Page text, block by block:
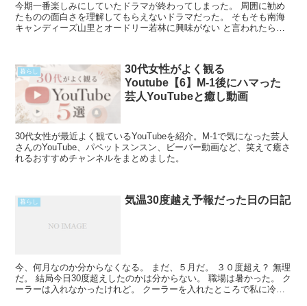
今期一番楽しみにしていたドラマが終わってしまった。 周囲に勧め
たものの面白さを理解してもらえないドラマだった。 そもそも南海
キャンディーズ山里とオードリー若林に興味がない と言われたらも
暮らし
30代女性がよく観る
Youtube【6】M-1後にハマった
芸人YouTubeと癒し動画
30代女性が最近よく観ているYouTubeを紹介。M-1で気になった芸人
さんのYouTube、パペットスンスン、ビーバー動画など、笑えて癒さ
れるおすすめチャンネルをまとめました。
暮らし 気温30度越え予報だった日の日記
今、何月なのか分からなくなる。 まだ、５月だ。 ３０度超え？ 無理
だ。 結局今日30度超えしたのかは分からない。 職場は暑かった。 ク
ーラーは入れなかったけれど。 クーラーを入れたところで私に冷風